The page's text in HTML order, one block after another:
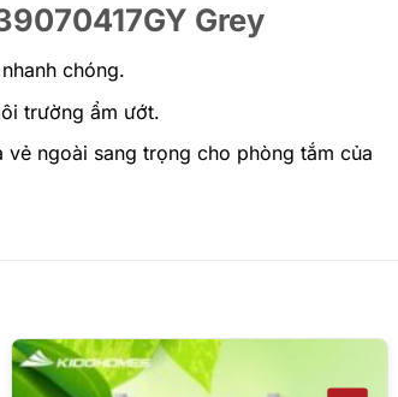
Grey
chóng.
trường ẩm ướt.
ngoài sang trọng cho phòng tắm của